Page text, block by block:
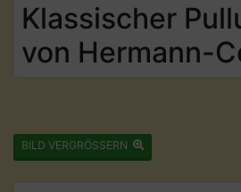
Klassischer
von Hermann-
BILD VERGRÖSSERN